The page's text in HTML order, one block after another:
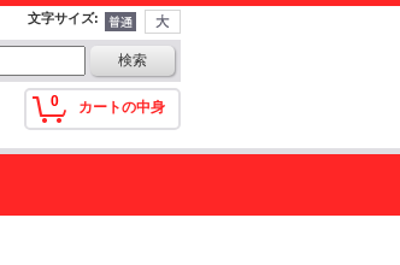
文字サイズ:
0 カートの中身